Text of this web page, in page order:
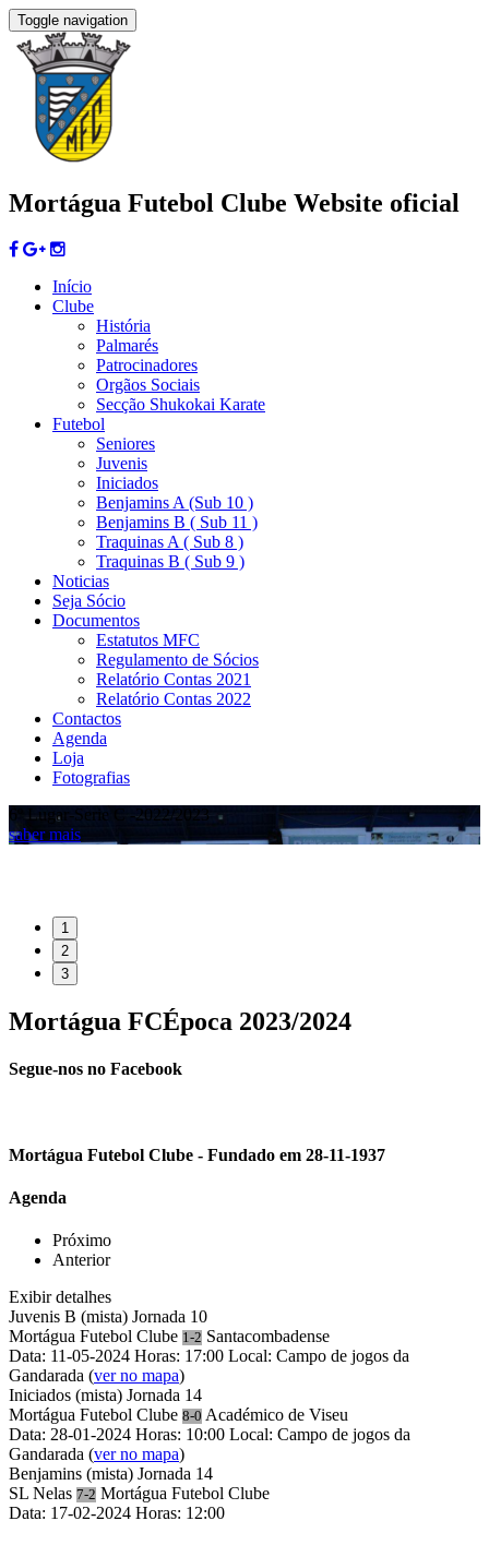
Toggle navigation
Mortágua Futebol Clube Website oficial
Início
Clube
História
Palmarés
Patrocinadores
Orgãos Sociais
Secção Shukokai Karate
Futebol
Seniores
Juvenis
Iniciados
Benjamins A (Sub 10 )
Benjamins B ( Sub 11 )
Traquinas A ( Sub 8 )
Traquinas B ( Sub 9 )
Noticias
Seja Sócio
Documentos
Estatutos MFC
Regulamento de Sócios
Relatório Contas 2021
Relatório Contas 2022
Contactos
Agenda
Loja
Fotografias
6º Lugar-Serie C -2022/2023
saber mais
1
2
3
Mortágua FCÉpoca 2023/2024
Segue-nos no Facebook
Mortágua Futebol Clube - Fundado em 28-11-1937
Agenda
Próximo
Anterior
Exibir detalhes
Juvenis B (mista) Jornada 10
Mortágua Futebol Clube 1-2 Santacombadense
Data: 11-05-2024 Horas: 17:00 Local: Campo de jogos da
Gandarada (ver no mapa)
Iniciados (mista) Jornada 14
Mortágua Futebol Clube 8-0 Académico de Viseu
Data: 28-01-2024 Horas: 10:00 Local: Campo de jogos da
Gandarada (ver no mapa)
Benjamins (mista) Jornada 14
SL Nelas 7-2 Mortágua Futebol Clube
Data: 17-02-2024 Horas: 12:00